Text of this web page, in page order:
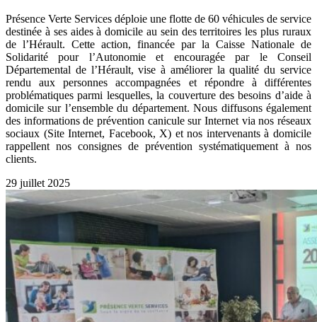
Présence Verte Services déploie une flotte de 60 véhicules de service
destinée à ses aides à domicile au sein des territoires les plus ruraux
de l’Hérault. Cette action, financée par la Caisse Nationale de
Solidarité pour l’Autonomie et encouragée par le Conseil
Départemental de l’Hérault, vise à améliorer la qualité du service
rendu aux personnes accompagnées et répondre à différentes
problématiques parmi lesquelles, la couverture des besoins d’aide à
domicile sur l’ensemble du département. Nous diffusons également
des informations de prévention canicule sur Internet via nos réseaux
sociaux (Site Internet, Facebook, X) et nos intervenants à domicile
rappellent nos consignes de prévention systématiquement à nos
clients.
29 juillet 2025